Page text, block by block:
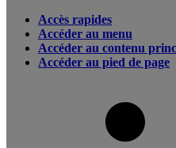
Accès rapides
Accéder au menu
Accéder au contenu
Accéder au pied de page